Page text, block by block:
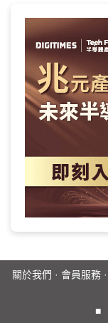
關於我們 · 會員服務·
■